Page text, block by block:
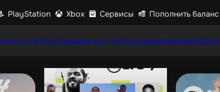
PlayStation Xbox Сервисы Пополнить баланс
игр Sony ТурцияКаталог игр Sony ИндияSteamSpotify